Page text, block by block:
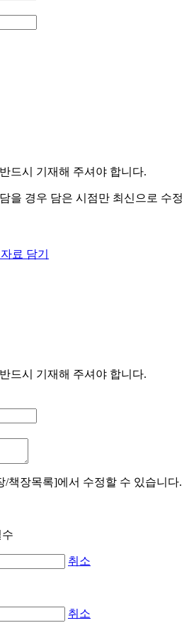
드시 기재해 주셔야 합니다.
을 경우 담은 시점만 최신으로 수정
료 담기
드시 기재해 주셔야 합니다.
/책장목록]에서 수정할 수 있습니다.
취소
취소